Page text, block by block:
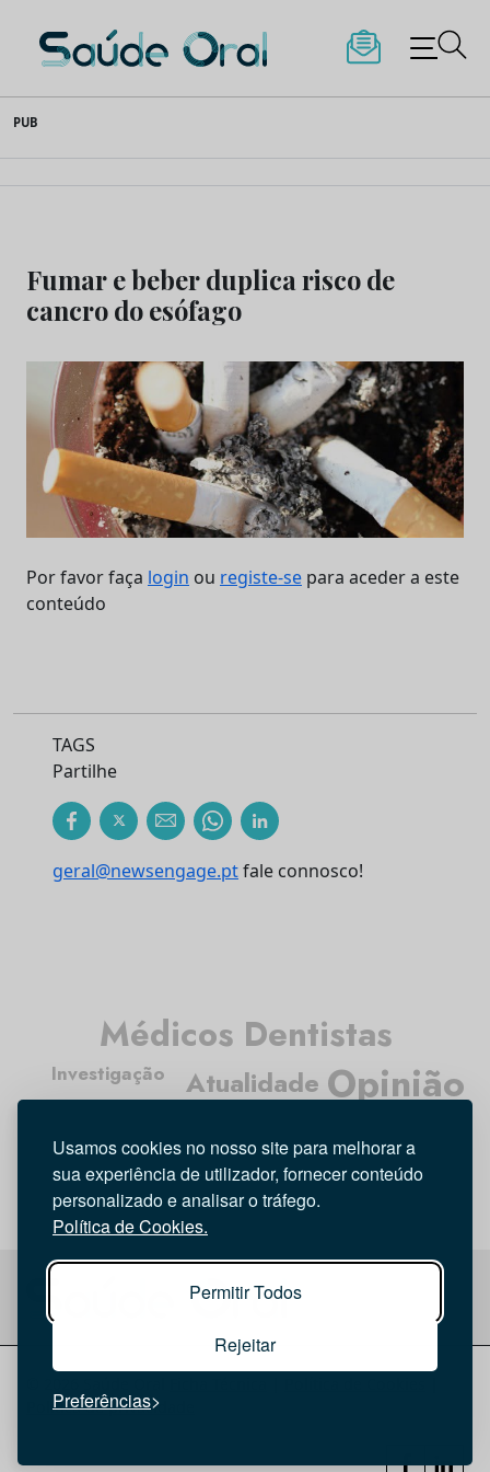
Usamos cookies no nosso site para melhorar a
sua experiência de utilizador, fornecer conteúdo
personalizado e analisar o tráfego.
Política de Cookies.
Permitir Todos
Rejeitar
Preferências
to
content
Saúde Oral
PUB
Fumar e beber duplica risco de
cancro do esófago
Por favor faça login ou registe-se para aceder a este
conteúdo
TAGS
Partilhe
geral@newsengage.ptfale connosco!
Atualidade
Médicos Dentistas
Opinião
Tecnologia
Investigação
Política de privacidade